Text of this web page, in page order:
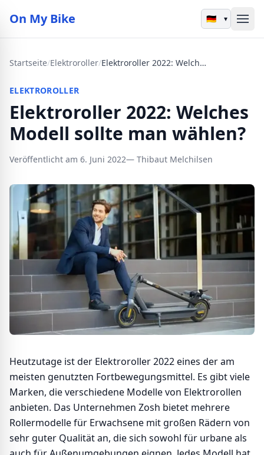
On My Bike ▾
Startseite/Elektroroller/ Elektroroller 2022: Welches Modell sollte man wählen?
ELEKTROROLLER
Elektroroller 2022: Welches
Modell sollte man wählen?
Veröffentlicht am 6. Juni 2022— Thibaut Melchilsen
Heutzutage ist der Elektroroller 2022 eines der am
meisten genutzten Fortbewegungsmittel. Es gibt viele
Marken, die verschiedene Modelle von Elektrorollen
anbieten. Das Unternehmen Zosh bietet mehrere
Rollermodelle für Erwachsene mit großen Rädern von
sehr guter Qualität an, die sich sowohl für urbane als